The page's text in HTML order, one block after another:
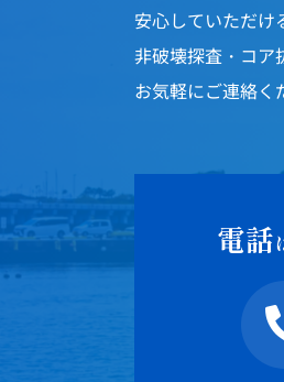
安心していただけ
非破壊探査・コア
お気軽にご連絡く
電話